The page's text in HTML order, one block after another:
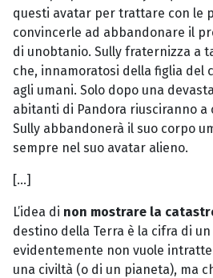
questi avatar per trattare con le
convincerle ad abbandonare il
di unobtanio. Sully fraternizza a
che, innamoratosi della figlia del
agli umani. Solo dopo una
abitanti di Pandora riusciranno
Sully abbandonerà il suo corpo
sempre nel suo avatar alieno.
[…]
L’idea di non mostrare la
destino della Terra è la cifra di
evidentemente non vuole
una civiltà (o di un pianeta), ma